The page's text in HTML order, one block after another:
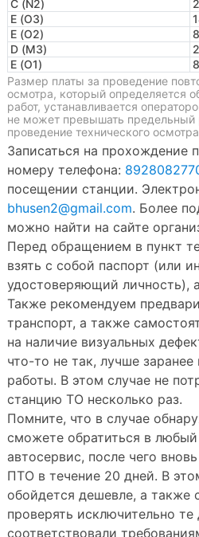
C (N2)
E (O3)
E (O2)
D (M3)
E (O1)
Размер платы за проведение
осмотра, который определяется
работ, устанавливается
не может превышать предельный
проведение технического
Записаться на прохождение
номеру телефона:
посещении станции.
bhusen2@gmail.com. Более
можно найти на сайте
Перед обращением в пункт
взять с собой паспорт (или
удостоверяющий
Также рекомендуем
транспорт, а также
на наличие визуальных
что-то не так, лучше
работы. В этом случае не
станцию ТО несколько раз.
Помните, что в случае
сможете обратиться в
автосервис, после чего
ПТО в течение 20 дней. В
обойдется дешевле, а также
проверять исключительно
соответствовали